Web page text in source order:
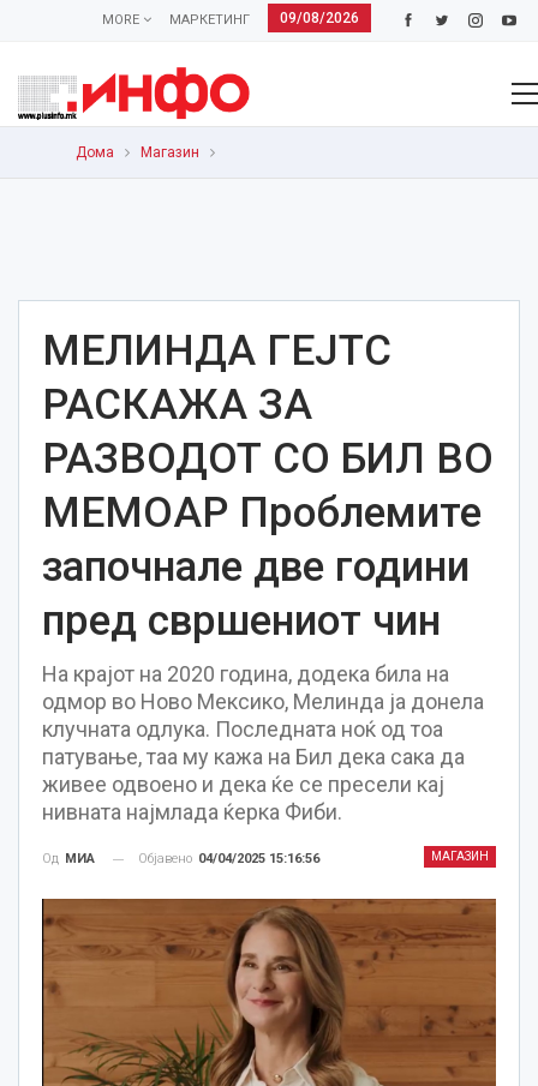
09/08/2026
МАРКЕТИНГ
MORE
Дома Магазин
МЕЛИНДА ГЕЈТС
РАСКАЖА ЗА
РАЗВОДОТ СО БИЛ ВО
МЕМОАР Проблемите
започнале две години
пред свршениот чин
На крајот на 2020 година, додека била на
одмор во Ново Мексико, Мелинда ја донела
клучната одлука. Последната ноќ од тоа
патување, таа му кажа на Бил дека сака да
живее одвоено и дека ќе се пресели кај
нивната најмлада ќерка Фиби.
МАГАЗИН
Од МИА Објавено 04/04/2025 15:16:56